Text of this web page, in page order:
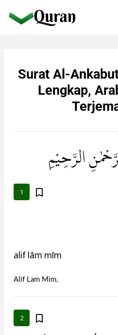
Surat Al-
Lengkap,
الرَّحِيْمِ
1
alif lām mīm
Alif Lam Mim.
2